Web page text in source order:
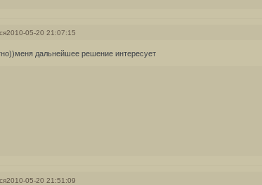
2010-05-20 21:07:15
дальнейшее решение интересует
2010-05-20 21:51:09